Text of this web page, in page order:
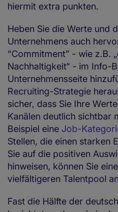
hiermit extra punkten.
Heben Sie die Werte und
Unternehmens auch
“Commitment” - wie z.B.
Nachhaltigkeit“ - im Info-
Unternehmensseite
Recruiting-Strategie
sicher, dass Sie Ihre
Kanälen deutlich sichtbar
Beispiel eine Job-
Stellen, die einen starken
Sie auf die positiven
hinweisen, können Sie
vielfältigeren Talentpool
Fast die Hälfte der